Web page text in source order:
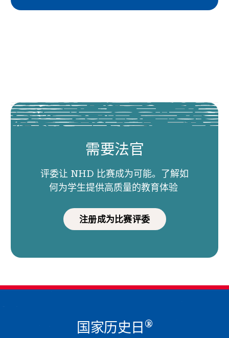
需要法官
评委让 NHD 比赛成为可能。了解如
何为学生提供高质量的教育体验
注册成为比赛评委
国家历史日 ®